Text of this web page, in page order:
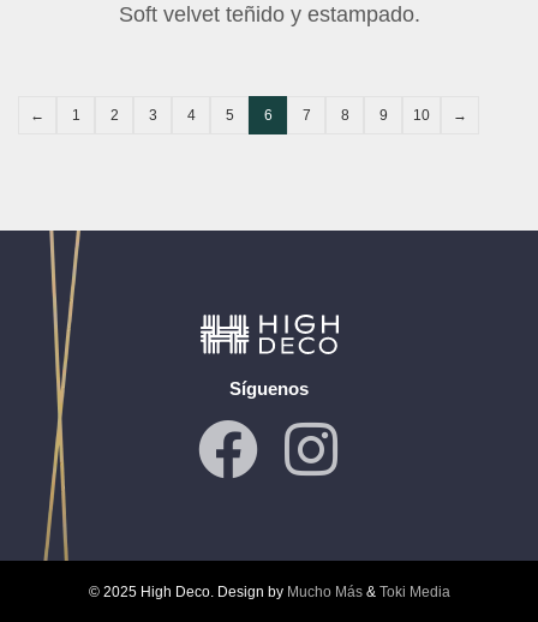
Soft velvet teñido y estampado.
← 1 2 3 4 5 6 7 8 9 10 →
Síguenos
© 2025 High Deco. Design by Mucho Más & Toki Media